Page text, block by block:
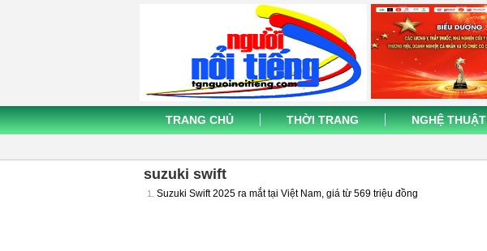
TRANG CHỦ THỜI TRANG NGHỆ THUẬT
suzuki swift
1. Suzuki Swift 2025 ra mắt tại Việt Nam, giá từ 569 triệu đồng